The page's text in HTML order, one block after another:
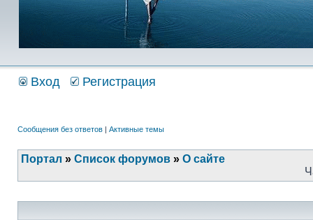
Вход Регистрация
Сообщения без ответов | Активные темы
Портал » Список форумов » О сайте